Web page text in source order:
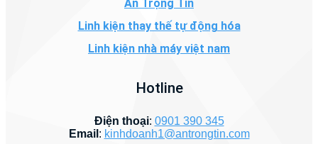
An Trọng Tín
Linh kiện thay thế tự động hóa
Linh kiện nhà máy việt nam
Hotline
Điện thoại: 0901 390 345
Email : kinhdoanh1@antrongtin.com